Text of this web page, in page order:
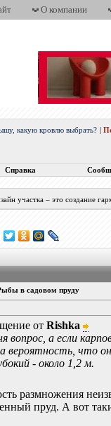
О компании
какую кровлю выбрать?
Справка
участка – это создание
в садовом пруду
от Rishka
вопрос, а если
вероятность, что
- около 1,2 м.
размножения
пруд. А вот